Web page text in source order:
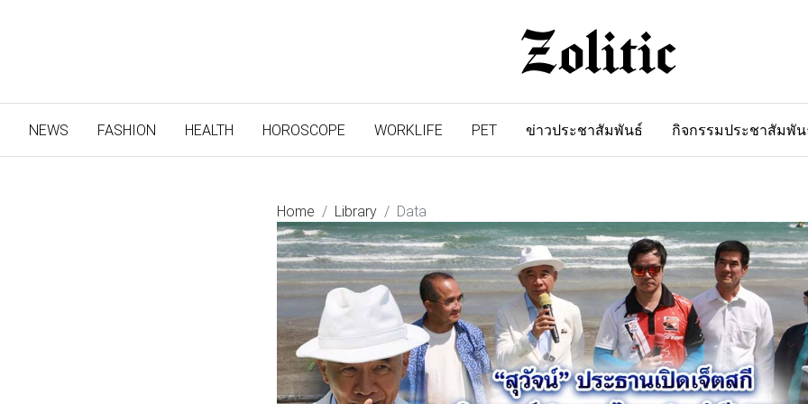
NEWS (CURRENT)
FASHION HEALTH HOROSCOPE WORKLIFE PET ข่าวประชาสัมพันธ์ กิจกรรมประชาสัมพั
Home Library Data